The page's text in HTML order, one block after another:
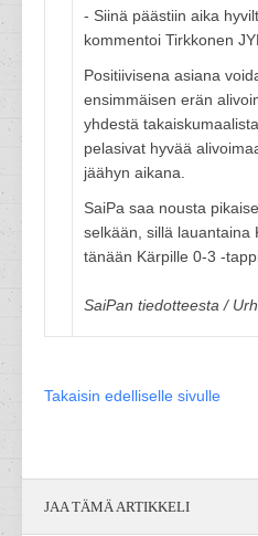
- Siinä päästiin aika
kommentoi Tirkkonen
Positiivisena asiana
ensimmäisen erän
yhdestä
pelasivat hyvää
jäähyn aikana.
SaiPa saa nousta
selkään, sillä lauantaina
tänään Kärpille 0-3 -
SaiPan tiedotteesta /
Takaisin edelliselle sivulle
JAA TÄMÄ ARTIKKELI